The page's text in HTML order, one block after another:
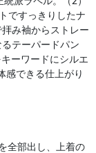
ですっきりしたナ
み袖からストレー
テーパードパン
ーワードにシルエ
感できる仕上がり
全部出し、上着の